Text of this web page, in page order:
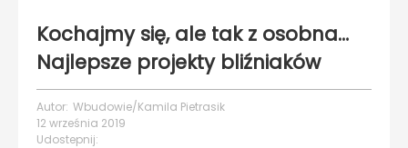
Kochajmy się, ale tak z osobna…
Najlepsze projekty bliźniaków
Autor: Wbudowie/Kamila Pietrasik
12 września 2019
Udostepnij: